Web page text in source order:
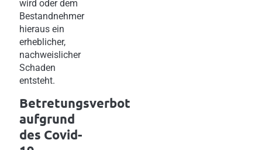
wird oder dem
Bestandnehmer
hieraus ein
erheblicher,
nachweislicher
Schaden
entsteht.
Betretungsverbot
aufgrund
des Covid-